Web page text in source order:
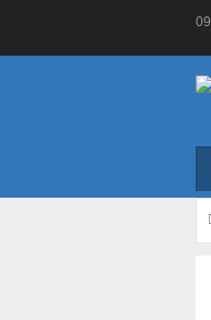
09